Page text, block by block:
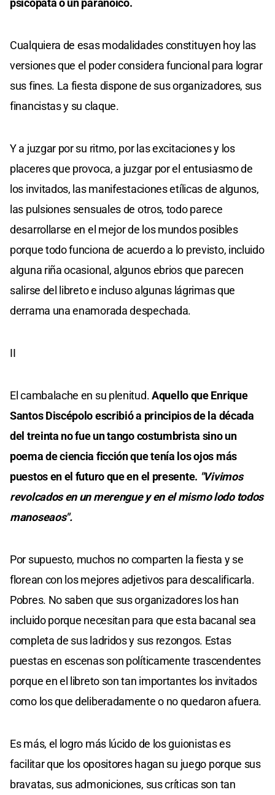
Cualquiera de esas modalidades constituyen hoy las
versiones que el poder considera funcional para lograr
sus fines. La fiesta dispone de sus organizadores, sus
financistas y su claque.
Y a juzgar por su ritmo, por las excitaciones y los
placeres que provoca, a juzgar por el entusiasmo de
los invitados, las manifestaciones etílicas de algunos,
las pulsiones sensuales de otros, todo parece
desarrollarse en el mejor de los mundos posibles
porque todo funciona de acuerdo a lo previsto, incluido
alguna riña ocasional, algunos ebrios que parecen
salirse del libreto e incluso algunas lágrimas que
derrama una enamorada despechada.
II
El cambalache en su plenitud.Aquello que Enrique
Santos Discépolo escribió a principios de la década
del treinta no fue un tango costumbrista sino un
poema de ciencia ficción que tenía los ojos más
puestos en el futuro que en el presente. "Vivimos
revolcados en un merengue y en el mismo lodo todos
manoseaos".
Por supuesto, muchos no comparten la fiesta y se
florean con los mejores adjetivos para descalificarla.
Pobres. No saben que sus organizadores los han
incluido porque necesitan para que esta bacanal sea
completa de sus ladridos y sus rezongos. Estas
puestas en escenas son políticamente trascendentes
porque en el libreto son tan importantes los invitados
como los que deliberadamente o no quedaron afuera.
Es más, el logro más lúcido de los guionistas es
facilitar que los opositores hagan su juego porque sus
bravatas, sus admoniciones, sus críticas son tan